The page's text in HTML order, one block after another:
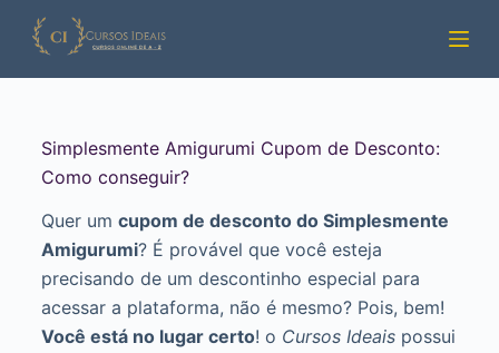
Pular
para
Simplesmente Amigurumi Cupom de Desconto:
Como conseguir?
Quer um cupom de desconto do Simplesmente
Amigurumi? É provável que você esteja
precisando de um descontinho especial para
acessar a plataforma, não é mesmo? Pois, bem!
Você está no lugar certo! o Cursos Ideaispossui